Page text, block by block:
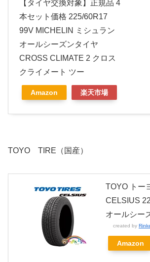
【タイヤ交換対象】正規品 4
本セット価格 225/60R17
99V MICHELIN ミシュラン
オールシーズンタイヤ
CROSS CLIMATE 2 クロス
クライメート ツー
Amazon 楽天市場
TOYO TIRE（国産）
TOYO トー
CELSIUS
オールシー
created by
Amazon